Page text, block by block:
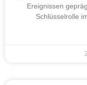
Ereignissen
Schlüsselrolle